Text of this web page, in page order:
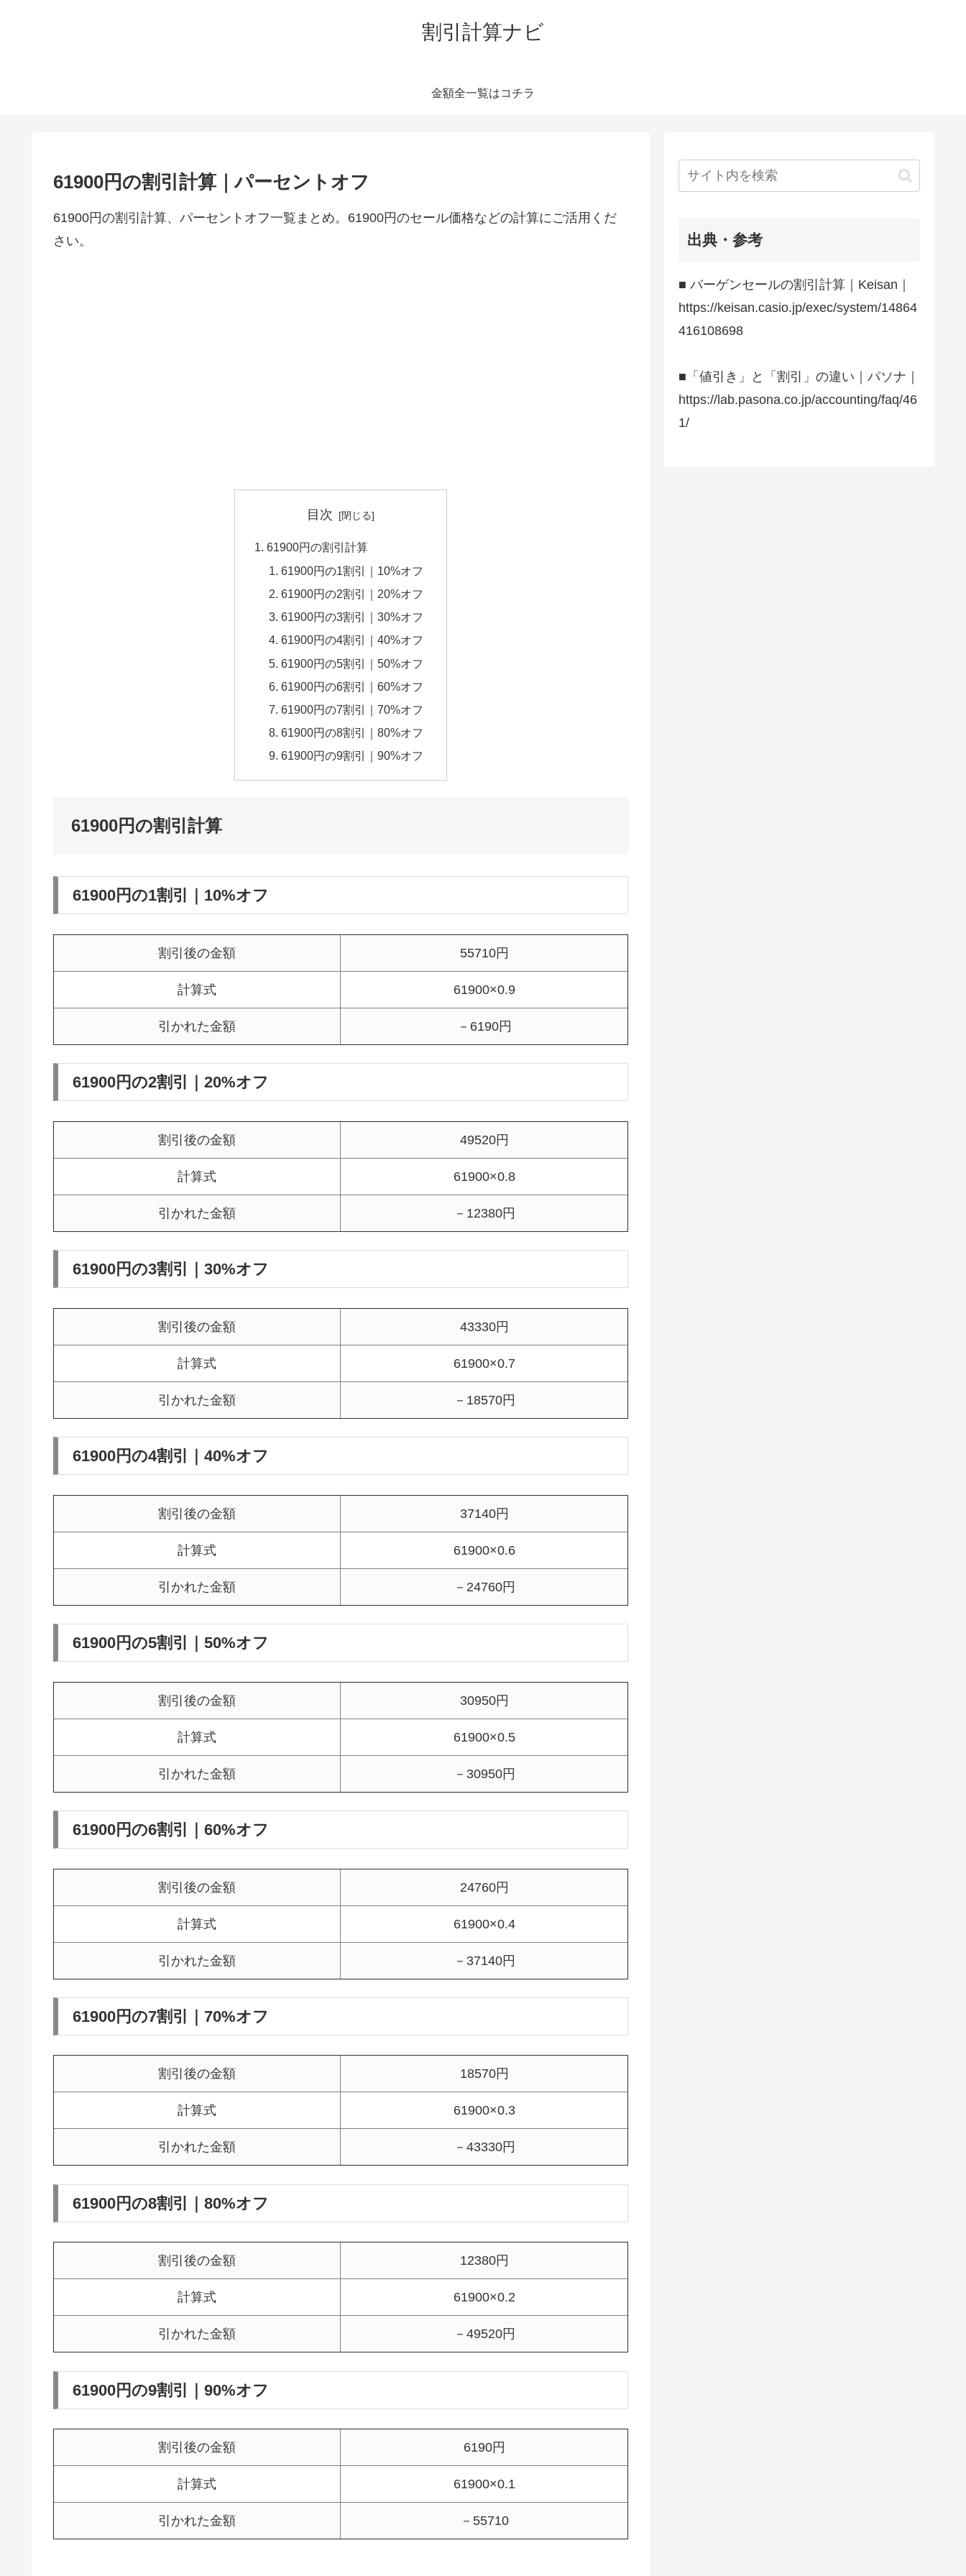
割引計算ナビ
金額全一覧はコチラ
61900円の割引計算｜パーセントオフ
61900円の割引計算、パーセントオフ一覧まとめ。61900円のセール価格などの計算にご活用くだ
さい。
目次
61900円の割引計算
61900円の1割引｜10%オフ
61900円の2割引｜20%オフ
61900円の3割引｜30%オフ
61900円の4割引｜40%オフ
61900円の5割引｜50%オフ
61900円の6割引｜60%オフ
61900円の7割引｜70%オフ
61900円の8割引｜80%オフ
61900円の9割引｜90%オフ
61900円の割引計算
61900円の1割引｜10%オフ
割引後の金額 55710円
計算式 61900×0.9
引かれた金額 －6190円
61900円の2割引｜20%オフ
割引後の金額 49520円
計算式 61900×0.8
引かれた金額 －12380円
61900円の3割引｜30%オフ
割引後の金額 43330円
計算式 61900×0.7
引かれた金額 －18570円
61900円の4割引｜40%オフ
割引後の金額 37140円
計算式 61900×0.6
引かれた金額 －24760円
61900円の5割引｜50%オフ
割引後の金額 30950円
計算式 61900×0.5
引かれた金額 －30950円
61900円の6割引｜60%オフ
割引後の金額 24760円
計算式 61900×0.4
引かれた金額 －37140円
61900円の7割引｜70%オフ
割引後の金額 18570円
計算式 61900×0.3
引かれた金額 －43330円
61900円の8割引｜80%オフ
割引後の金額 12380円
計算式 61900×0.2
引かれた金額 －49520円
61900円の9割引｜90%オフ
割引後の金額 6190円
計算式 61900×0.1
引かれた金額 －55710
出典・参考
■ バーゲンセールの割引計算｜Keisan｜
https://keisan.casio.jp/exec/system/14864
416108698
■「値引き」と「割引」の違い｜パソナ｜
https://lab.pasona.co.jp/accounting/faq/46
1/